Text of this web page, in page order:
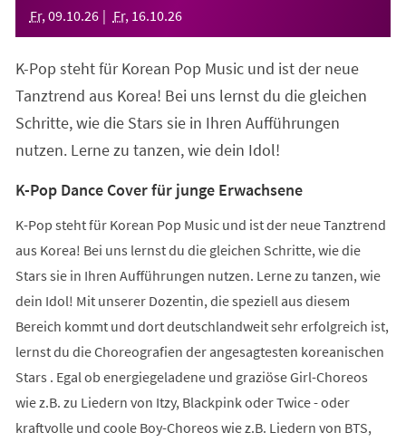
Fr, 09.10.26 Fr, 16.10.26
K-Pop steht für Korean Pop Music und ist der neue
Tanztrend aus Korea! Bei uns lernst du die gleichen
Schritte, wie die Stars sie in Ihren Aufführungen
nutzen. Lerne zu tanzen, wie dein Idol!
K-Pop Dance Cover für junge Erwachsene
K-Pop steht für Korean Pop Music und ist der neue Tanztrend
aus Korea! Bei uns lernst du die gleichen Schritte, wie die
Stars sie in Ihren Aufführungen nutzen. Lerne zu tanzen, wie
dein Idol! Mit unserer Dozentin, die speziell aus diesem
Bereich kommt und dort deutschlandweit sehr erfolgreich ist,
lernst du die Choreografien der angesagtesten koreanischen
Stars . Egal ob energiegeladene und graziöse Girl-Choreos
wie z.B. zu Liedern von Itzy, Blackpink oder Twice - oder
kraftvolle und coole Boy-Choreos wie z.B. Liedern von BTS,